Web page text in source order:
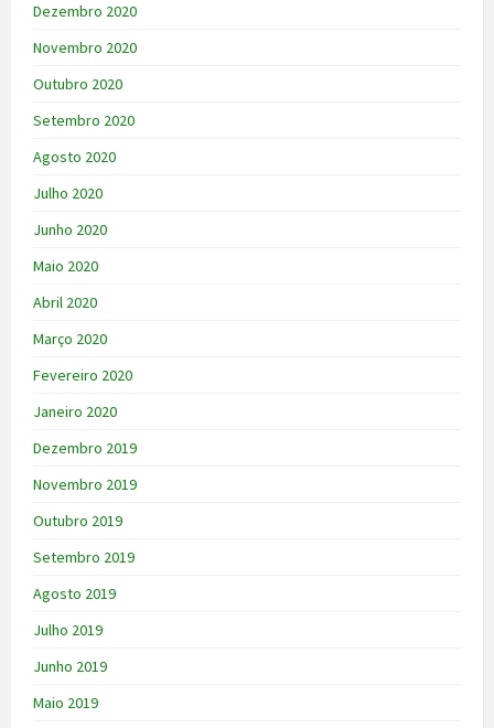
Dezembro 2020
Novembro 2020
Outubro 2020
Setembro 2020
Agosto 2020
Julho 2020
Junho 2020
Maio 2020
Abril 2020
Março 2020
Fevereiro 2020
Janeiro 2020
Dezembro 2019
Novembro 2019
Outubro 2019
Setembro 2019
Agosto 2019
Julho 2019
Junho 2019
Maio 2019